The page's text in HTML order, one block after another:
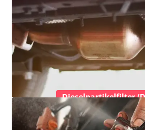
Dieselpartikelfilter